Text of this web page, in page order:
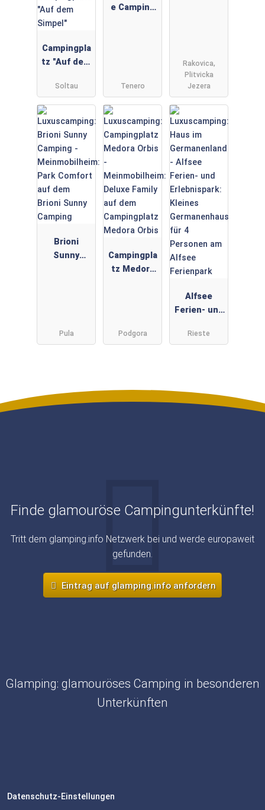
Campingpla
tz "Auf dem
Heide-
Lodge
barrierefrei
auf
Campingpla
tz "Auf dem
Simpel"
Soltau
e Camping
Village
Tenero
Rakovica,
Plitvicka
Jezera
Brioni
Sunny
Sunny
Pula
Campingpla
tz Medora
dem
Podgora
Alfsee
Ferien- und
k: Kleines
am Alfsee
Ferienpark
Rieste
Finde glamouröse Campingunterkünfte!
Tritt dem glamping.info Netzwerk bei und werde europaweit
gefunden.
Eintrag auf glamping.info anfordern
Glamping: glamouröses Camping in besonderen
Unterkünften
Datenschutz-Einstellungen